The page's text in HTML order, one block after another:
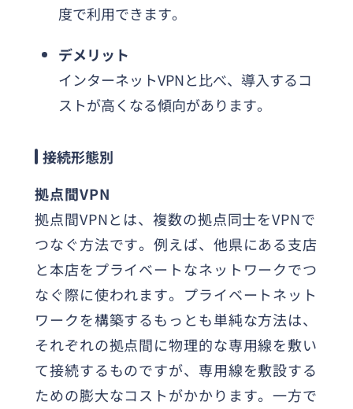
度で利用できます。
デメリット
インターネットVPNと比べ、導入するコ
ストが高くなる傾向があります。
接続形態別
拠点間VPN
拠点間VPNとは、複数の拠点同士をVPNで
つなぐ方法です。例えば、他県にある支店
と本店をプライベートなネットワークでつ
なぐ際に使われます。プライベートネット
ワークを構築するもっとも単純な方法は、
それぞれの拠点間に物理的な専用線を敷い
て接続するものですが、専用線を敷設する
ための膨大なコストがかかります。一方で